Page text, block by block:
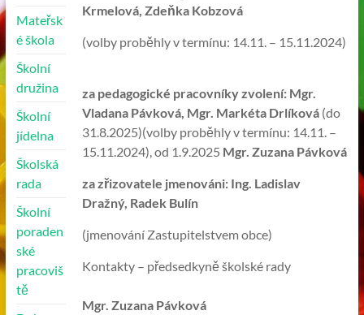
Krmelová, Zdeňka Kobzová
(volby proběhly v termínu: 14.11. – 15.11.2024)
za pedagogické pracovníky zvolení: Mgr.
Vladana Pávková, Mgr. Markéta Drlíková (do
31.8.2025)(volby proběhly v termínu: 14.11. –
15.11.2024), od 1.9.2025 Mgr. Zuzana Pávková
za zřizovatele jmenováni: Ing. Ladislav
Dražný, Radek Bulín
(jmenování Zastupitelstvem obce)
Kontakty – předsedkyně školské rady
Mgr. Zuzana Pávková
Mateřsk
é škola
Školní
družina
Školní
jídelna
Školská
rada
Školní
poraden
ské
pracoviš
tě